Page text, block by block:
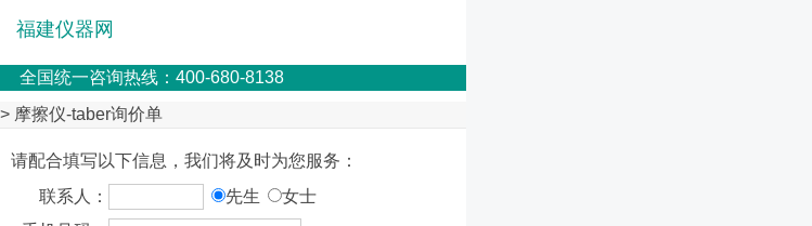
福建仪器网
全国统一咨询热线：400-680-8138
> 摩擦仪-taber询价单
请配合填写以下信息，我们将及时为您服务：
联系人：
先生
女士